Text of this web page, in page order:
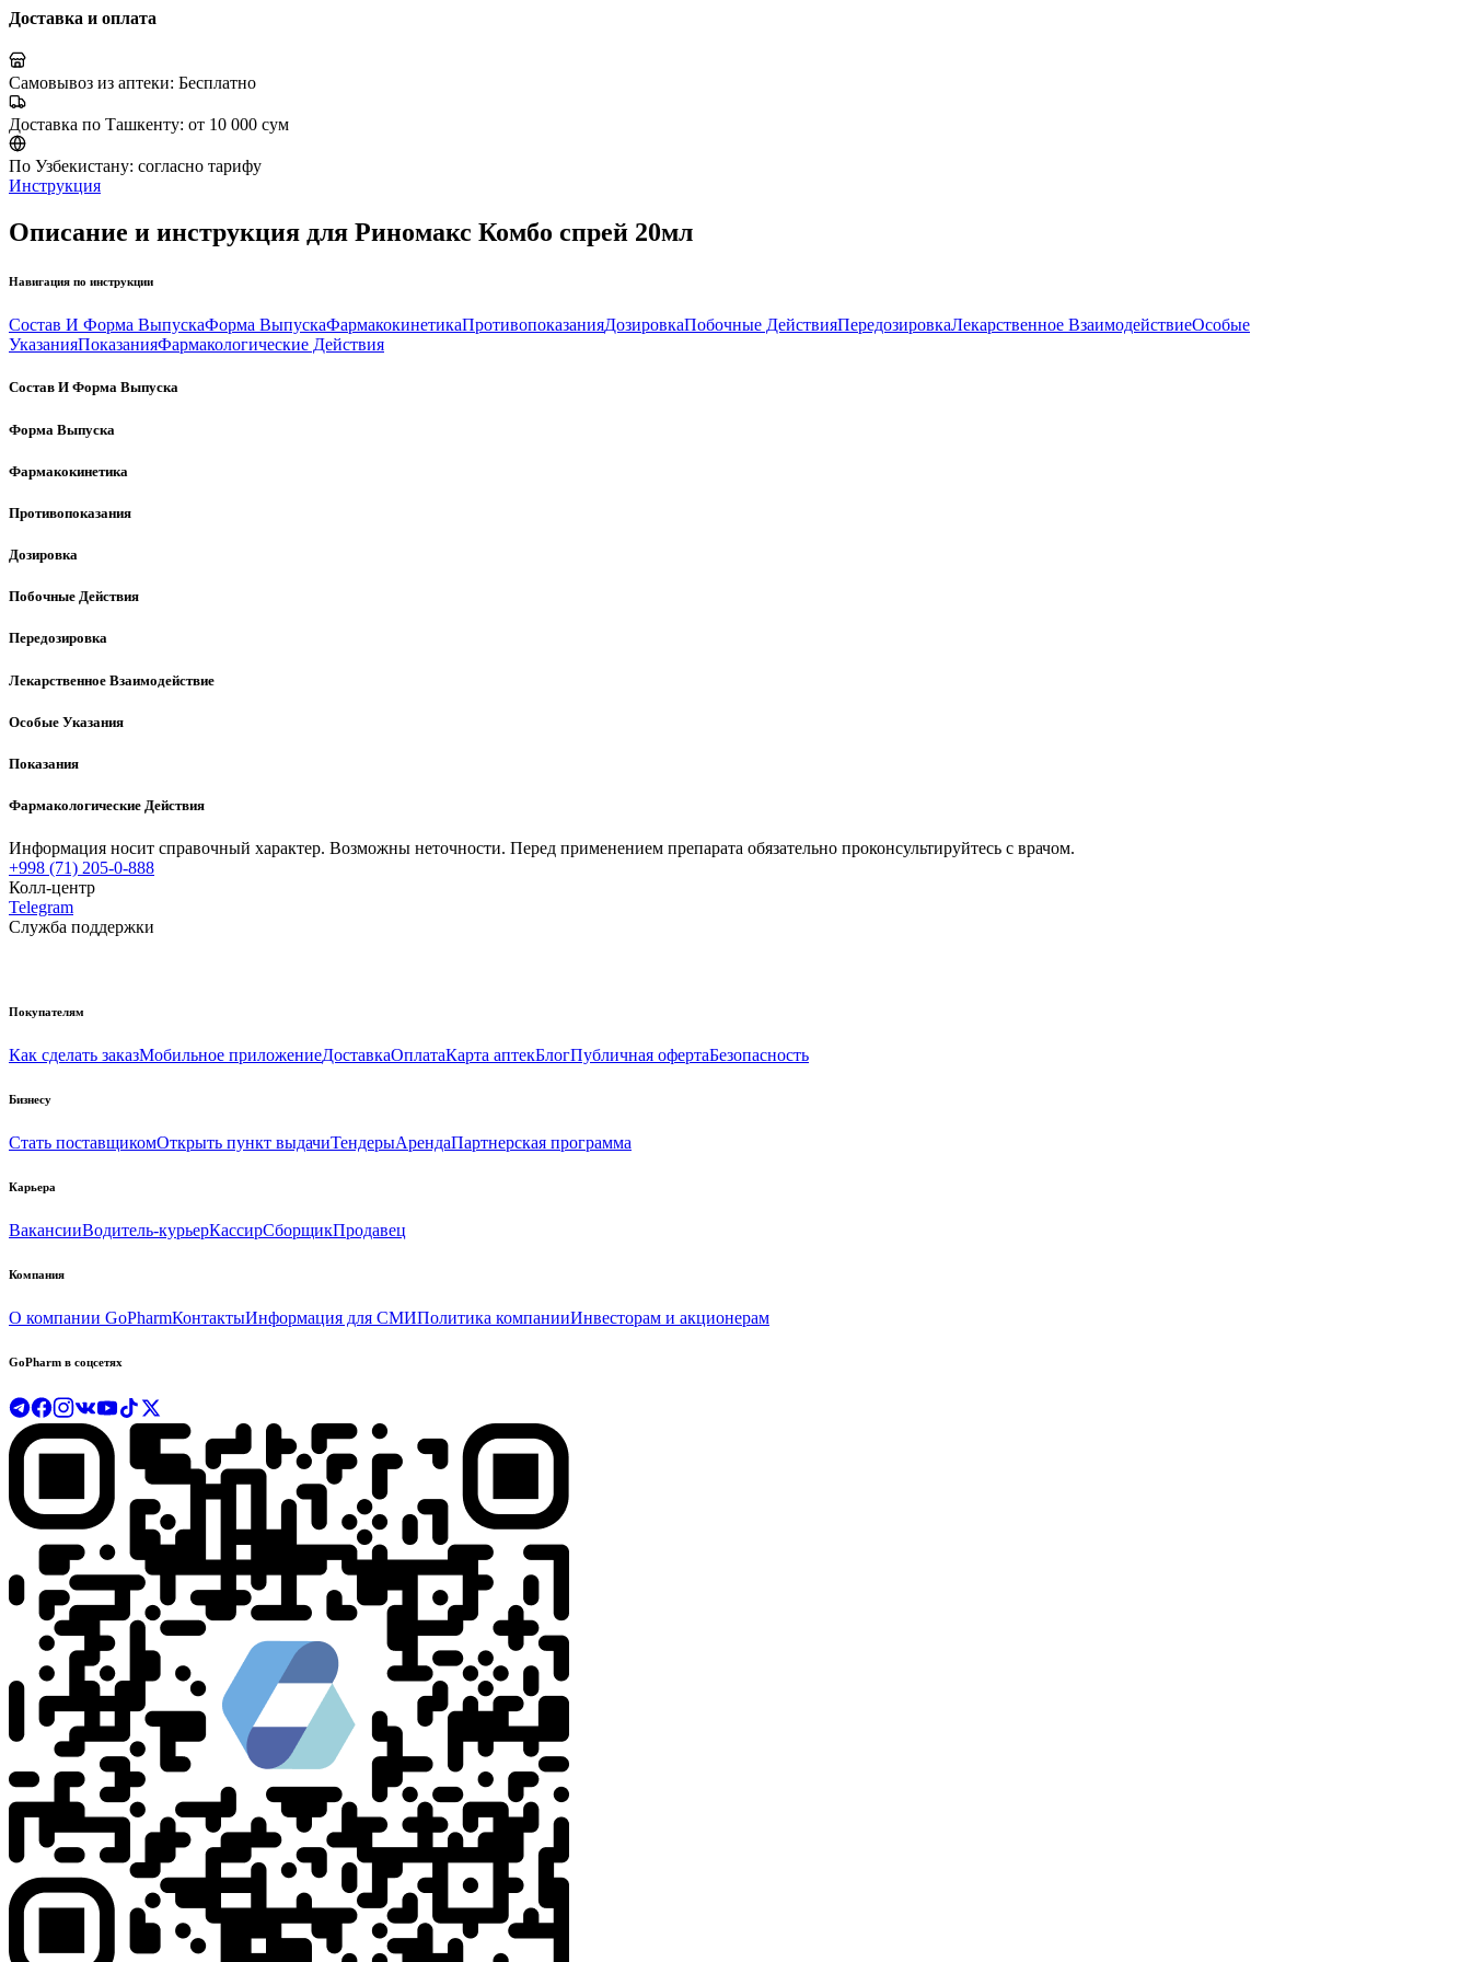
Доставка и оплата
Самовывоз из аптеки: Бесплатно
Доставка по Ташкенту: от 10 000 сум
По Узбекистану: согласно тарифу
Инструкция
Описание и инструкция для Риномакс Комбо спрей 20мл
Навигация по инструкции
Состав И Форма ВыпускаФорма ВыпускаФармакокинетикаПротивопоказанияДозировкаПобочные ДействияПередозировкаЛекарственное ВзаимодействиеОсобые
УказанияПоказанияФармакологические Действия
Состав И Форма Выпуска
Форма Выпуска
Фармакокинетика
Противопоказания
Дозировка
Побочные Действия
Передозировка
Лекарственное Взаимодействие
Особые Указания
Показания
Фармакологические Действия
Информация носит справочный характер. Возможны неточности. Перед применением препарата обязательно проконсультируйтесь с врачом.
+998 (71) 205-0-888
Колл-центр
Telegram
Служба поддержки
Покупателям
Как сделать заказМобильное приложениеДоставкаОплатаКарта аптекБлогПубличная офертаБезопасность
Бизнесу
Стать поставщикомОткрыть пункт выдачиТендерыАрендаПартнерская программа
Карьера
ВакансииВодитель-курьерКассирСборщикПродавец
Компания
О компании GoPharmКонтактыИнформация для СМИПолитика компанииИнвесторам и акционерам
GoPharm в соцсетях